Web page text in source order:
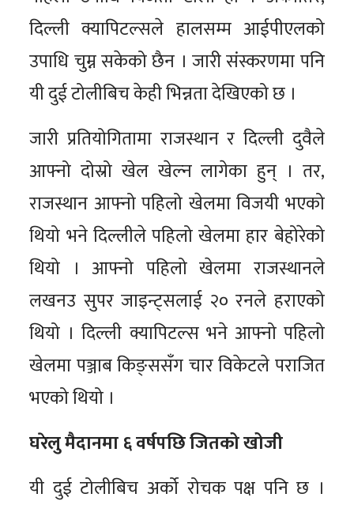
दिल्ली क्यापिटल्सले हालसम्म आईपीएलको
उपाधि चुम्न सकेको छैन । जारी संस्करणमा पनि
यी दुई टोलीबिच केही भिन्नता देखिएको छ ।
जारी प्रतियोगितामा राजस्थान र दिल्ली दुवैले
आफ्नो दोस्रो खेल खेल्न लागेका हुन् । तर,
राजस्थान आफ्नो पहिलो खेलमा विजयी भएको
थियो भने दिल्लीले पहिलो खेलमा हार बेहोरेको
थियो । आफ्नो पहिलो खेलमा राजस्थानले
लखनउ सुपर जाइन्ट्सलाई २० रनले हराएको
थियो । दिल्ली क्यापिटल्स भने आफ्नो पहिलो
खेलमा पञ्जाब किङ्ससँग चार विकेटले पराजित
भएको थियो ।
घरेलु मैदानमा ६ वर्षपछि जितको खोजी
यी दुई टोलीबिच अर्को रोचक पक्ष पनि छ ।